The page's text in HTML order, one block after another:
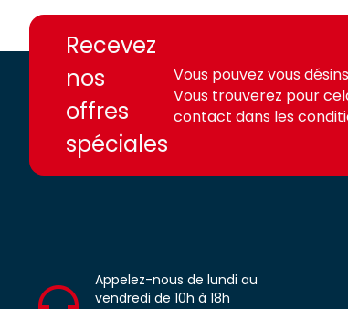
access.fr
access.fr
Recevez
nos
offres
spéciales
Vous pouvez vous
Vous trouverez pour
contact dans les
Appelez-nous de lundi au
vendredi de 10h à 18h